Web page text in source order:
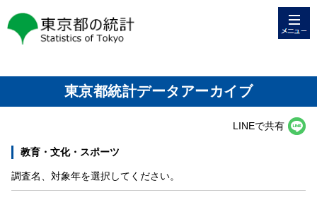
東京都の統計
東京都統計データアーカイブ
LINEで共有
教育・文化・スポーツ
調査名、対象年を選択してください。